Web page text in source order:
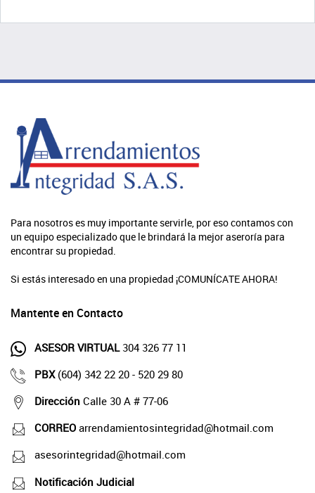
Para nosotros es muy importante servirle, por eso contamos con
un equipo especializado que le brindará la mejor aseroría para
encontrar su propiedad.
Si estás interesado en una propiedad ¡COMUNÍCATE AHORA!
Mantente en Contacto
ASESOR VIRTUAL304 326 77 11
PBX (604) 342 22 20 - 520 29 80
Dirección Calle 30 A # 77-06
CORREO arrendamientosintegridad@hotmail.com
asesorintegridad@hotmail.com
Notificación Judicial